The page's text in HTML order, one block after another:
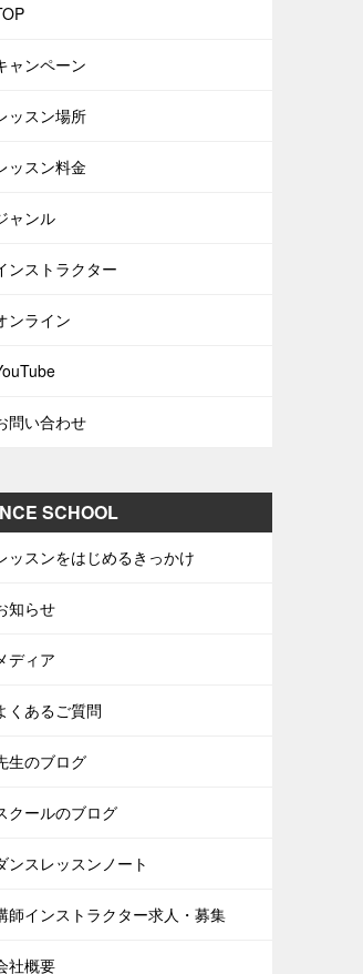
ャンペーン
ッスン場所
ッスン料金
ャンル
ンストラクター
ンライン
問い合わせ
SCHOOL
ッスンをはじめるきっかけ
知らせ
ディア
くあるご質問
生のブログ
クールのブログ
ンスレッスンノート
師インストラクター求人・募集
社概要